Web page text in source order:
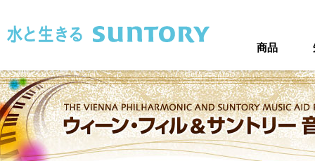
商品